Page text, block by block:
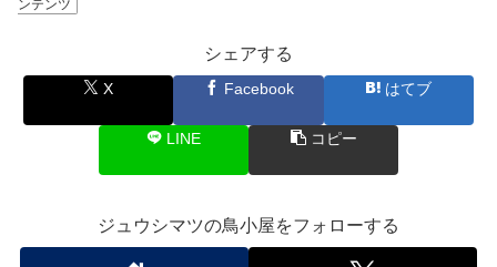
ンテンツ
シェアする
X Facebook はてブ
LINE コピー
ジュウシマツの鳥小屋をフォローする